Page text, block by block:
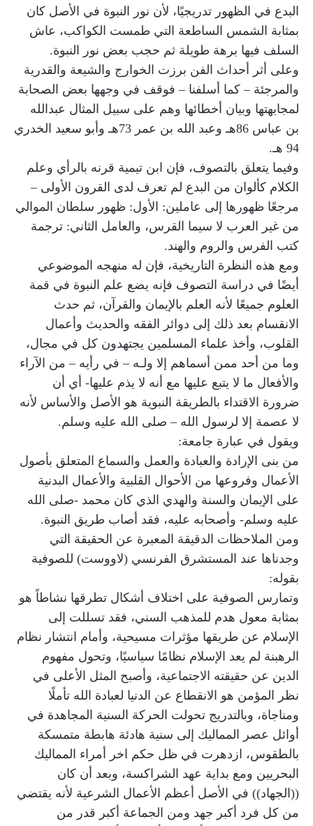
البدع في الظهور تدريجيًا، لأن نور النبوة في الأصل كان
بمثابة الشمس الساطعة التي طمست الكواكب، عاش
السلف فيها برهة طويلة ثم حجب بعض نور النبوة.
وعلى أثر أحداث الفن برزت الخوارج والشيعة والقدرية
والمرجئة – كما أسلفنا – فوقف في وجهها بعض الصحابة
لمجابهتها وبيان أخطائها وهم على سبيل المثال عبدالله
بن عباس 86هـ وعبد الله بن عمر 73هـ وأبو سعيد الخدري
94 هـ.
وفيما يتعلق بالتصوف، فإن ابن تيمية قرنه بالرأي وعلم
الكلام كألوان من البدع لم تعرف لدى القرون الأولى –
مرجعًا ظهورها إلى عاملين: الأول: ظهور سلطان الموالي
من غير العرب لا سيما القرس، والعامل الثاني: ترجمة
كتب الفرس والروم والهند.
ومع هذه النظرة التاريخية، فإن له منهجه الموضوعي
أيضًا في دراسة التصوف فإنه يضع علم النبوة في قمة
العلوم جميعًا لأنه العلم بالإيمان والقرآن، ثم حدث
الانقسام بعد ذلك إلى دوائر الفقه والحديث وأعمال
القلوب، وأخذ علماء المسلمين يجتهدون كل في مجال،
وما من أحد ممن أسماهم إلا ولـه – في رأيه – من الآراء
والأفعال ما لا يتبع عليها مع أنه لا يذم عليها- أي أن
ضرورة الاقتداء بالطريقة النبوية هو الأصل والأساس لأنه
لا عصمة إلا لرسول الله – صلى الله عليه وسلم.
ويقول في عبارة جامعة:
من بنى الإرادة والعبادة والعمل والسماع المتعلق بأصول
الأعمال وفروعها من الأحوال القلبية والأعمال البدنية
على الإيمان والسنة والهدي الذي كان محمد -صلى الله
عليه وسلم- وأصحابه عليه، فقد أصاب طريق النبوة.
ومن الملاحظات الدقيقة المعبرة عن الحقيقة التي
وجدناها عند المستشرق الفرنسي (لاووست) للصوفية
بقوله:
وتمارس الصوفية على اختلاف أشكال تطرقها نشاطاً هو
بمثابة معول هدم للمذهب السني، فقد تسللت إلى
الإسلام عن طريقها مؤثرات مسيحية، وأمام انتشار نظام
الرهبنة لم يعد الإسلام نظامًا سياسيًا، وتحول مفهوم
الدين عن حقيقته الاجتماعية، وأصبح المثل الأعلى في
نظر المؤمن هو الانقطاع عن الدنيا لعبادة الله تأملًا
ومناجاة، وبالتدريج تحولت الحركة السنية المجاهدة في
أوائل عصر المماليك إلى سنية هادئة هابطة متمسكة
بالطقوس، ازدهرت في ظل حكم اخر أمراء المماليك
البحريين ومع بداية عهد الشراكسة، وبعد أن كان
((الجهاد)) في الأصل أعظم الأعمال الشرعية لأنه يقتضي
من كل فرد أكبر جهد ومن الجماعة أكبر قدر من